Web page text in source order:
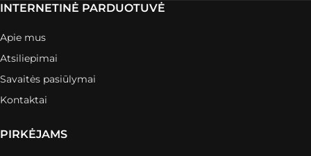
INTERNETINĖ PARDUOTUVĖ
Apie mus
Atsiliepimai
Savaitės pasiūlymai
Kontaktai
PIRKĖJAMS